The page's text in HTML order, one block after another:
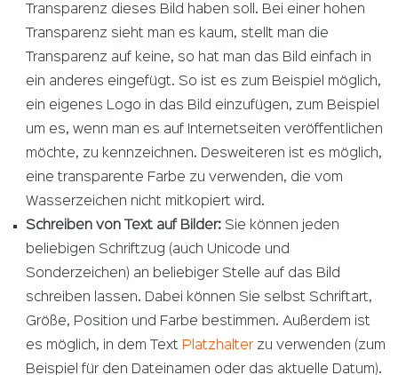
Transparenz dieses Bild haben soll. Bei einer hohen
Transparenz sieht man es kaum, stellt man die
Transparenz auf keine, so hat man das Bild einfach in
ein anderes eingefügt. So ist es zum Beispiel möglich,
ein eigenes Logo in das Bild einzufügen, zum Beispiel
um es, wenn man es auf Internetseiten veröffentlichen
möchte, zu kennzeichnen. Desweiteren ist es möglich,
eine transparente Farbe zu verwenden, die vom
Wasserzeichen nicht mitkopiert wird.
Schreiben von Text auf Bilder: Sie können jeden
beliebigen Schriftzug (auch Unicode und
Sonderzeichen) an beliebiger Stelle auf das Bild
schreiben lassen. Dabei können Sie selbst Schriftart,
Größe, Position und Farbe bestimmen. Außerdem ist
es möglich, in dem Text Platzhalter zu verwenden (zum
Beispiel für den Dateinamen oder das aktuelle Datum).